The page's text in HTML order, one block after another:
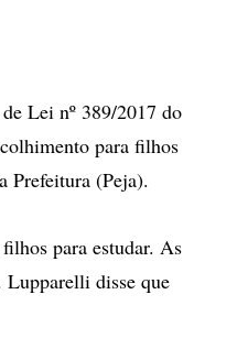
Lei nº 389/2017 do
para filhos
Prefeitura (Peja).
para estudar. As
Lupparelli disse que